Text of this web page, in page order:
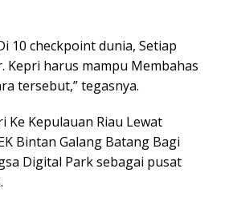
10 checkpoint dunia, Setiap
harus mampu Membahas
tersebut,” tegasnya.
Ke Kepulauan Riau Lewat
Bintan Galang Batang Bagi
Digital Park sebagai pusat